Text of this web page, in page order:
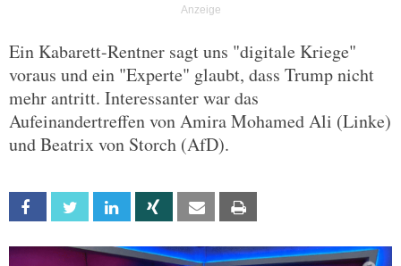
Ein Kabarett-Rentner sagt uns "digitale Kriege"
voraus und ein "Experte" glaubt, dass Trump nicht
mehr antritt. Interessanter war das
Aufeinandertreffen von Amira Mohamed Ali (Linke)
und Beatrix von Storch (AfD).
Facebook Twitter Linkedin Xing Email